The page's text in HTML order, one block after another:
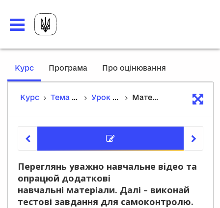
Курс,
Програма Про оцінювання
Курс Тема 4. Матеріальний і духовний світ європейського Середньовіччя Урок 25. Раннє Відродження і гуманізм Матеріали уроку
Переглянь уважно навчальне відео та
опрацюй додаткові
навчальні матеріали. Далі – виконай
тестові завдання для самоконтролю.